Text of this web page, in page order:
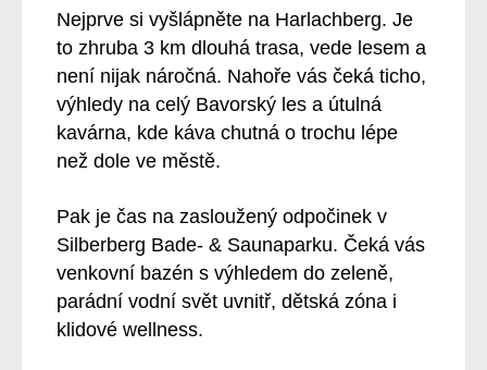
Nejprve si vyšlápněte na Harlachberg. Je
to zhruba 3 km dlouhá trasa, vede lesem a
není nijak náročná. Nahoře vás čeká ticho,
výhledy na celý Bavorský les a útulná
kavárna, kde káva chutná o trochu lépe
než dole ve městě.
Pak je čas na zasloužený odpočinek v
Silberberg Bade- & Saunaparku. Čeká vás
venkovní bazén s výhledem do zeleně,
parádní vodní svět uvnitř, dětská zóna i
klidové wellness.